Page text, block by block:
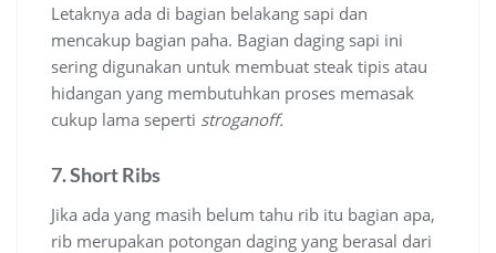
Letaknya ada di bagian belakang sapi dan
mencakup bagian paha. Bagian daging sapi ini
sering digunakan untuk membuat steak tipis atau
hidangan yang membutuhkan proses memasak
cukup lama seperti stroganoff.
7. Short Ribs
Jika ada yang masih belum tahu rib itu bagian apa,
rib merupakan potongan daging yang berasal dari